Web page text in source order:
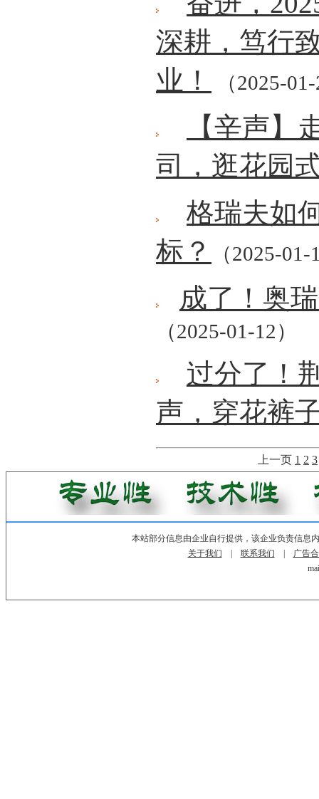
深耕，笃行
业！
（2025-
【辛声】
司，逛花园
格瑞夫如
标？
（2025-01-
成了！奥
（2025-01-12）
过分了！
声，穿花裤
上一页 1 2 3
本站部分信息由企业自行提供，该企业负责信息
关于我们
联系我们
广告